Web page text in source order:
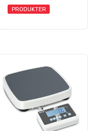
PRODUKTER